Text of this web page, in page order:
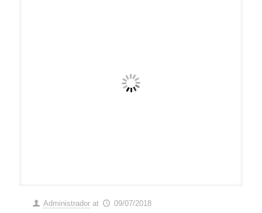
Administrador at 09/07/2018